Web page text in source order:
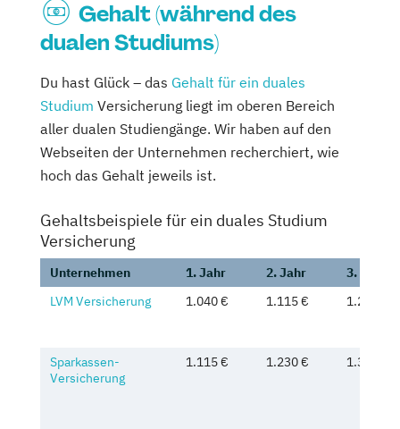
Gehalt (während des
dualen Studiums)
Du hast Glück – das Gehalt für ein duales
Studium Versicherung liegt im oberen Bereich
aller dualen Studiengänge. Wir haben auf den
Webseiten der Unternehmen recherchiert, wie
hoch das Gehalt jeweils ist.
Gehaltsbeispiele für ein duales Studium
Versicherung
Unternehmen 1. Jahr 2. Jahr
3. Jahr
LVM Versicherung
1.040 € 1.115 € 1.200 €
Sparkassen-
Versicherung
1.115 € 1.230 € 1.315 €